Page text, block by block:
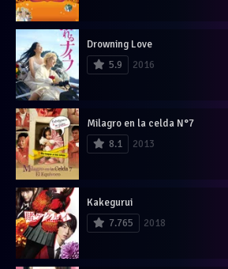
Drowning Love
5.9
2016
Milagro en la celda N°7
8.1
2013
Kakegurui
7.765
2018